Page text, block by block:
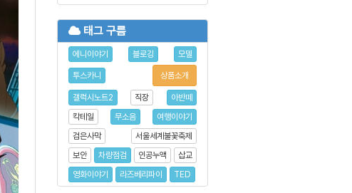
태그 구름
에니이야기 블로깅 모델
투스카니 상품소개
갤럭시노트2 직장
아반떼
칵테일
무소음
여행이야기
검은사막
서울세계불꽃축제
보안
차량점검 인공누액
삽교
영화이야기
라즈베리파이 TED